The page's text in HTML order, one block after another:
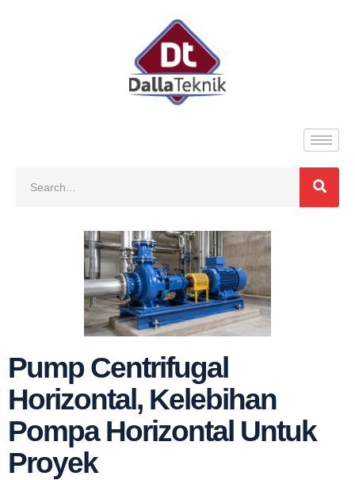
Pump Centrifugal
Horizontal, Kelebihan
Pompa Horizontal Untuk
Proyek